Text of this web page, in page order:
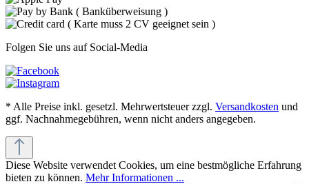
Folgen Sie uns auf Social-Media
* Alle Preise inkl. gesetzl. Mehrwertsteuer zzgl. Versandkosten und
ggf. Nachnahmegebühren, wenn nicht anders angegeben.
Diese Website verwendet Cookies, um eine bestmögliche Erfahrung
bieten zu können. Mehr Informationen ...